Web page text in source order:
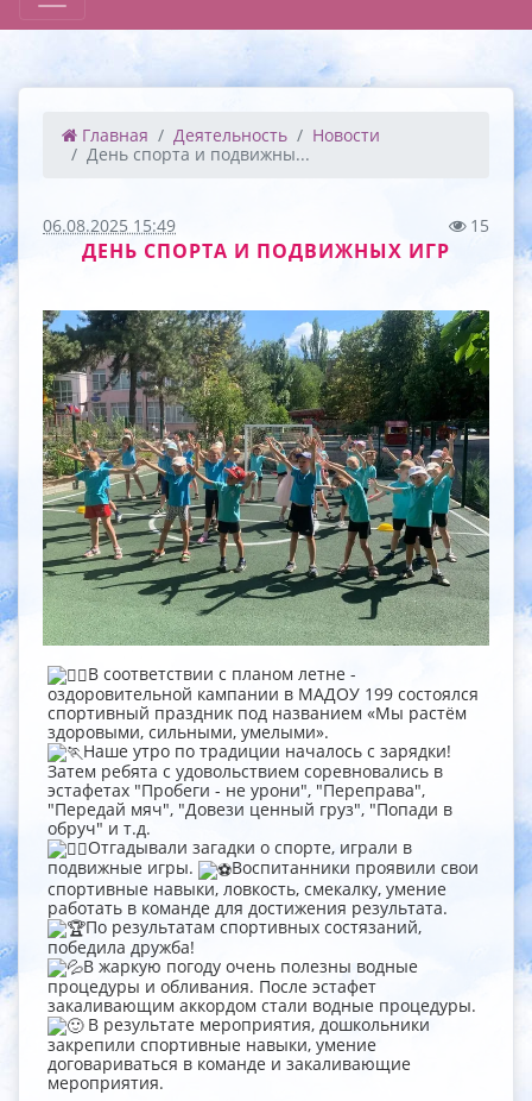
Главная Деятельность
Новости
День спорта и подвижны...
06.08.2025 15:49 15
ДЕНЬ СПОРТА И ПОДВИЖНЫХ ИГР
В соответствии с планом летне -
оздоровительной кампании в МАДОУ 199 состоялся
спортивный праздник под названием «Мы растём
здоровыми, сильными, умелыми».
Наше утро по традиции началось с зарядки!
Затем ребята с удовольствием соревновались в
эстафетах "Пробеги - не урони", "Переправа",
"Передай мяч", "Довези ценный груз", "Попади в
обруч" и т.д.
Отгадывали загадки о спорте, играли в
подвижные игры.
Воспитанники проявили свои
спортивные навыки, ловкость, смекалку, умение
работать в команде для достижения результата.
По результатам спортивных состязаний,
победила дружба!
В жаркую погоду очень полезны водные
процедуры и обливания. После эстафет
закаливающим аккордом стали водные процедуры.
В результате мероприятия, дошкольники
закрепили спортивные навыки, умение
договариваться в команде и закаливающие
мероприятия.